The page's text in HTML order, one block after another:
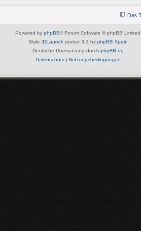
Das
Powered by phpBB® Forum Software © phpBB Limited
Style IDLaunch ported 3.3 by phpBB Spain
Deutsche Übersetzung durch phpBB.de
Datenschutz| Nutzungsbedingungen